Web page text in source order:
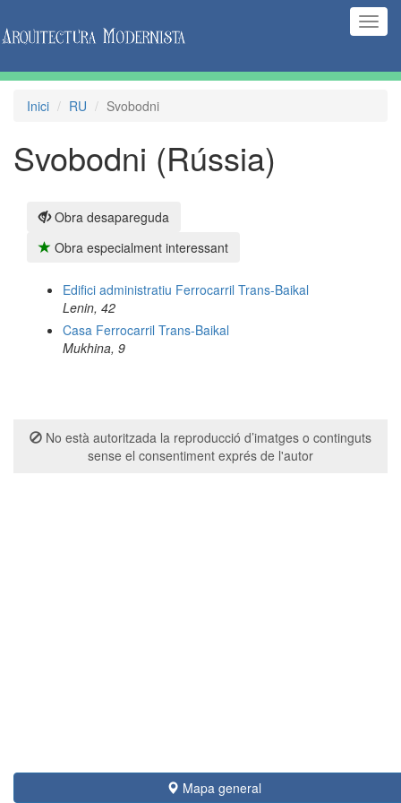
Inici RU Svobodni
Svobodni (Rússia)
Obra desapareguda
Obra especialment interessant
Edifici administratiu Ferrocarril Trans-Baikal
Lenin, 42
Casa Ferrocarril Trans-Baikal
Mukhina, 9
Mapa general
No està autoritzada la reproducció d’imatges o continguts
sense el consentiment exprés de l'autor